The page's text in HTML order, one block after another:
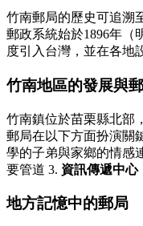
竹南郵局的歷史可追溯
郵政系統始於1896年（
度引入台灣，並在各地
竹南地區的發展與
竹南鎮位於苗栗縣北部
郵局在以下方面扮演關
學的子弟與家鄉的情感
要管道 3. 資訊傳遞中心
地方記憶中的郵局